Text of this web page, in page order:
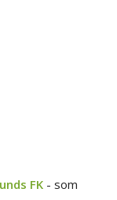
FK - som